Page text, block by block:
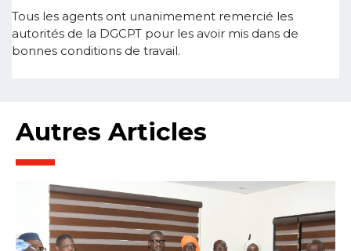
Tous les agents ont unanimement remercié les
autorités de la DGCPT pour les avoir mis dans de
bonnes conditions de travail.
Autres Articles